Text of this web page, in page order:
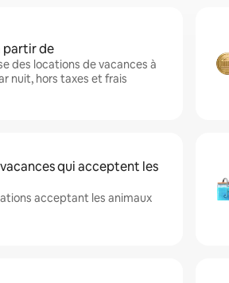
partir de
des locations de vacances à
nuit, hors taxes et frais
qui acceptent les
acceptant les animaux